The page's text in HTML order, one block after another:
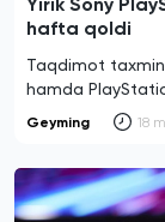
hafta qoldi
Taqdimot
hamda
Geyming 18